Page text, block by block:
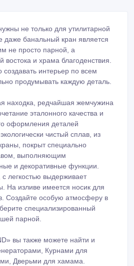
не только для утилитарной
даже банальный кран является
не просто парной, а
востока и храма благоденствия.
интерьер по всем
продумывать каждую деталь.
находка, редчайшая жемчужина
эталонного качества и
оформления деталей
чистый сплав, из
покрыт специально
выполняющим
и декоративные функции.
легкостью выдерживает
На изливе имеется носик для
Создайте особую атмосферу в
специализированный
парной.
вы также можете найти и
Курнами для
Дверьми для хамама.